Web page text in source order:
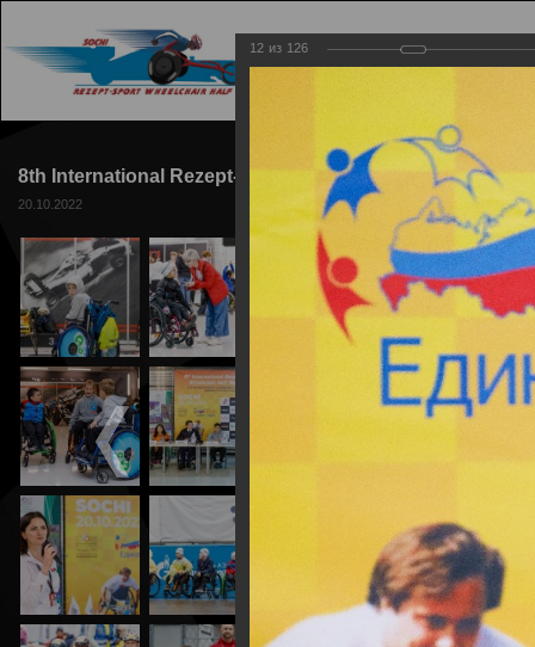
ГЛАВНАЯ
8th International Rezept-Sport Wheelchair Half Marathon
20.10.2022
12 из 126